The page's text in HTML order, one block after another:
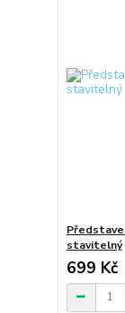
stavitelný
699 Kč